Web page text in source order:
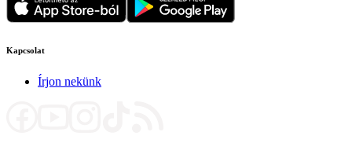
Kapcsolat
Írjon nekünk